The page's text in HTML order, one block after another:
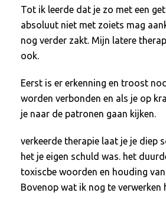
Tot ik leerde dat je zo met een
absoluut niet met zoiets mag
nog verder zakt. Mijn latere
ook.
Eerst is er erkenning en troost
worden verbonden en als je op
je naar de patronen gaan kijken.
verkeerde therapie laat je je diep
het je eigen schuld was. het
toxiscbe woorden en houding
Bovenop wat ik nog te verwerken